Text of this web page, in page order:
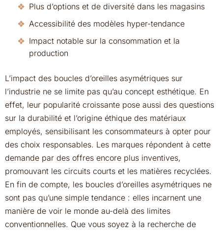
Plus d’options et de diversité dans les magasins
Accessibilité des modèles hyper-tendance
Impact notable sur la consommation et la
production
L’impact des boucles d’oreilles asymétriques sur
l’industrie ne se limite pas qu’au concept esthétique. En
effet, leur popularité croissante pose aussi des questions
sur la durabilité et l’origine éthique des matériaux
employés, sensibilisant les consommateurs à opter pour
des choix responsables. Les marques répondent à cette
demande par des offres encore plus inventives,
promouvant les circuits courts et les matières recyclées.
En fin de compte, les boucles d’oreilles asymétriques ne
sont pas qu’une simple tendance : elles incarnent une
manière de voir le monde au-delà des limites
conventionnelles. Que vous soyez à la recherche de